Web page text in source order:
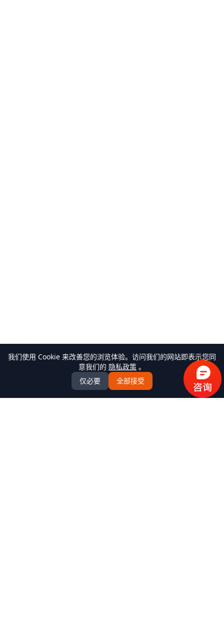
我们使用 Cookie 来改善您的浏览体验。访问我们的网站即表示您同
意我们的 隐私政策 。
仅必要
全部接受